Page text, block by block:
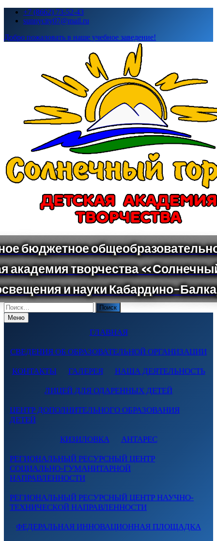
Перейти+7 (8662) 73-52-43
sunnycity07@mail.ru
Добро пожаловать в наше учебное заведение!
Поиск
по:Меню
ГЛАВНАЯ
СВЕДЕНИЯ ОБ ОБРАЗОВАТЕЛЬНОЙ ОРГАНИЗАЦИИ
КОНТАКТЫ ГАЛЕРЕЯ НАША ДЕЯТЕЛЬНОСТЬ
ЛИЦЕЙ ДЛЯ ОДАРЕННЫХ ДЕТЕЙ
ЦЕНТР ДОПОЛНИТЕЛЬНОГО ОБРАЗОВАНИЯ
ДЕТЕЙ
КИЗИЛОВКА АНТАРЕС
РЕГИОНАЛЬНЫЙ РЕСУРСНЫЙ ЦЕНТР
СОЦИАЛЬНО-ГУМАНИТАРНОЙ
НАПРАВЛЕННОСТИ
РЕГИОНАЛЬНЫЙ РЕСУРСНЫЙ ЦЕНТР НАУЧНО-
ТЕХНИЧЕСКОЙ НАПРАВЛЕННОСТИ
ФЕДЕРАЛЬНАЯ ИННОВАЦИОННАЯ ПЛОЩАДКА